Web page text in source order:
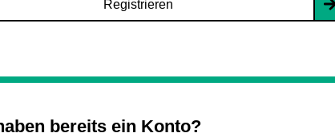
Registrieren
bereits ein Konto?